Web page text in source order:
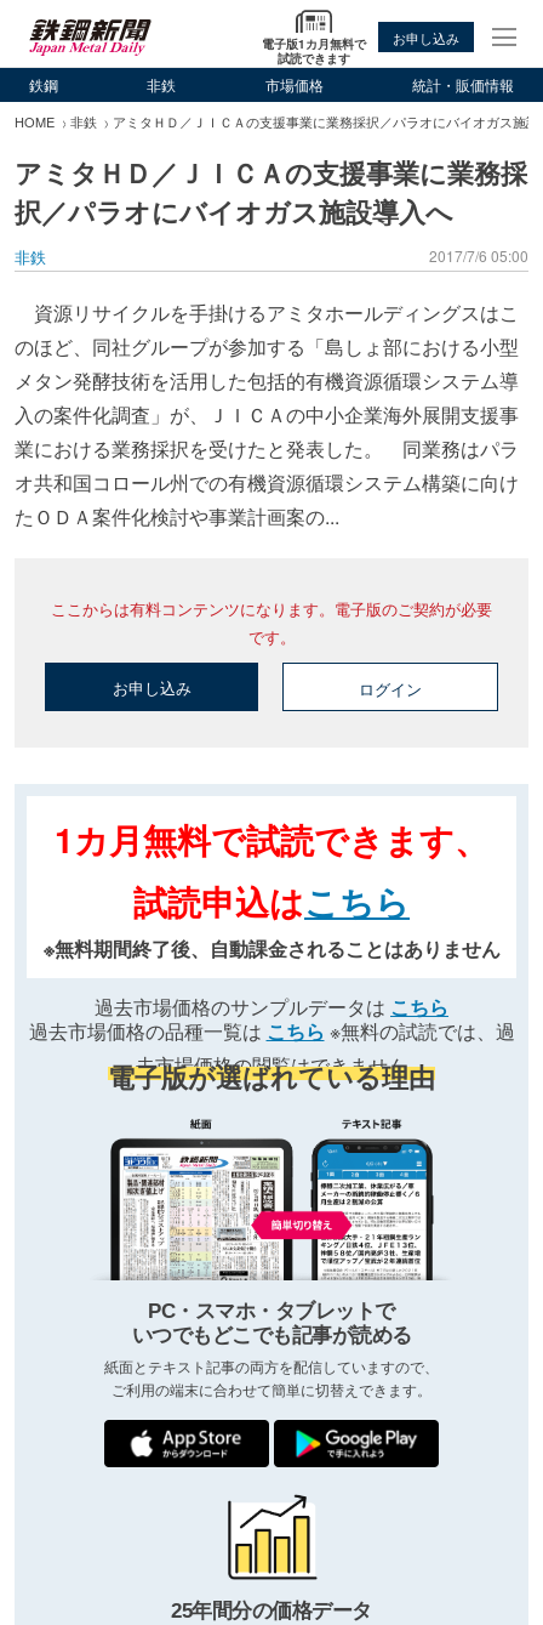
電子版1カ月無料で
試読できます
お申し込み
鉄鋼 非鉄 市場価格 統計・販価情報
HOME 非鉄 アミタＨＤ／ＪＩＣＡの支援事業に業務採択／パラオにバイオガス施
アミタＨＤ／ＪＩＣＡの支援事業に業務採
択／パラオにバイオガス施設導入へ
非鉄 2017/7/6 05:00
資源リサイクルを手掛けるアミタホールディングスはこ
のほど、同社グループが参加する「島しょ部における小型
メタン発酵技術を活用した包括的有機資源循環システム導
入の案件化調査」が、ＪＩＣＡの中小企業海外展開支援事
業における業務採択を受けたと発表した。 同業務はパラ
オ共和国コロール州での有機資源循環システム構築に向け
たＯＤＡ案件化検討や事業計画案の...
ここからは有料コンテンツになります。電子版のご契約が必要
です。
お申し込み ログイン
1カ月無料で試読できます、
試読申込はこちら
※無料期間終了後、自動課金されることはありません
過去市場価格のサンプルデータは こちら
過去市場価格の品種一覧は こちら ※無料の試読では、過
去市場価格の閲覧はできません
電子版が選ばれている理由
PC・スマホ・タブレットで
いつでもどこでも記事が読める
紙面とテキスト記事の両方を配信していますので、
ご利用の端末に合わせて簡単に切替えできます。
25年間分の価格データ